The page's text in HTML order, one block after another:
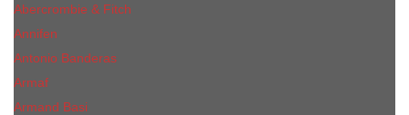
Abercrombie & Fitch
Annifen
Antonio Banderas
Armaf
Armand Basi